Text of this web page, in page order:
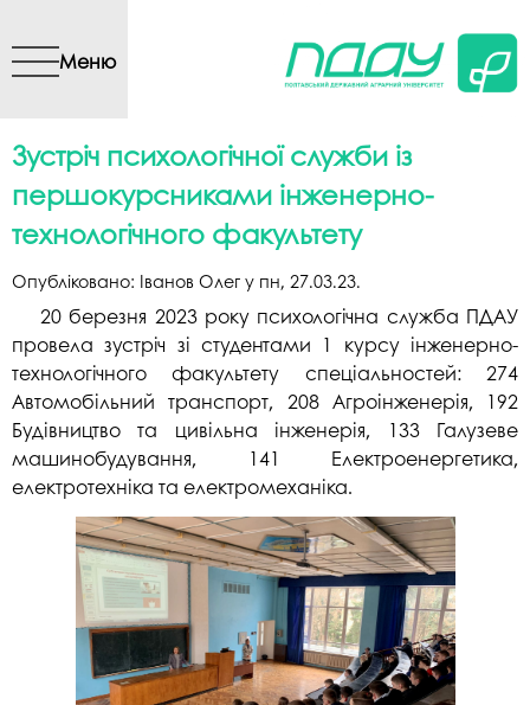
вмісту
Меню
Зустріч психологічної служби із
першокурсниками інженерно-
технологічного факультету
Опубліковано: Іванов Олег у пн, 27.03.23.
20 березня 2023 року психологічна служба ПДАУ
провела зустріч зі студентами 1 курсу інженерно-
технологічного факультету спеціальностей: 274
Автомобільний транспорт, 208 Агроінженерія, 192
Будівництво та цивільна інженерія, 133 Галузеве
машинобудування, 141 Електроенергетика,
електротехніка та електромеханіка.